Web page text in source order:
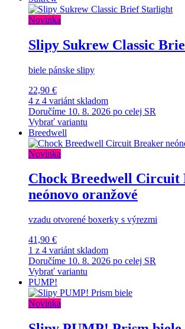
Novinka
Slipy Sukrew Classic
biele pánske slipy
22,90 €
4 z 4 variánt skladom
Doručíme 10. 8. 2026 po celej SR
Vybrať variantu
Breedwell
Novinka
Chock Breedwell Circuit
neónovo oranžové
vzadu otvorené boxerky s výrezmi
41,90 €
1 z 4 variánt skladom
Doručíme 10. 8. 2026 po celej SR
Vybrať variantu
PUMP!
Novinka